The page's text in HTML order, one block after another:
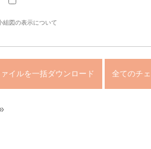
組図の表示について